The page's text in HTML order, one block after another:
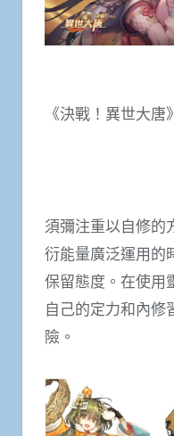
《決戰！異世大
須彌注重以自修的
衍能量廣泛運用的
保留態度。在使用
自己的定力和內修
險。